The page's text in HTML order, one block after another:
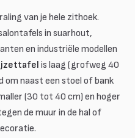
van je hele zithoek.
in suarhout,
en industriële modellen
is laag (grofweg 40
om naast een stoel of bank
(30 tot 40 cm) en hoger
de muur in de hal of